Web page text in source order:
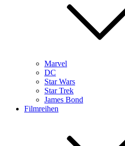
Marvel
DC
Star Wars
Star Trek
James Bond
Filmreihen